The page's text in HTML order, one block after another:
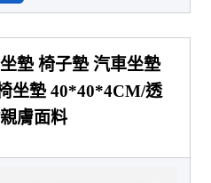
墊 椅子墊 汽車坐墊
坐墊 40*40*4CM/透
膚面料